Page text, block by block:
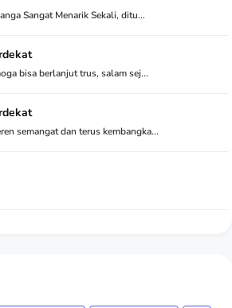
Sangat Menarik Sekali, ditu...
bisa berlanjut trus, salam sej...
semangat dan terus kembangka...